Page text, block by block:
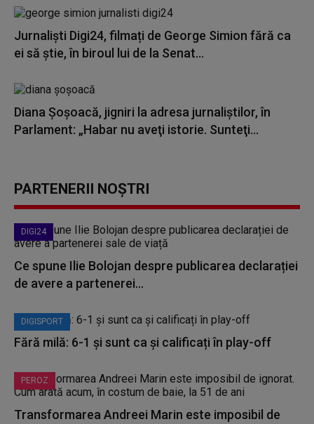
Jurnaliști Digi24, filmați de George Simion fără ca
ei să știe, în biroul lui de la Senat...
Diana Şoşoacă, jigniri la adresa jurnaliştilor, în
Parlament: „Habar nu aveţi istorie. Sunteţi...
PARTENERII NOȘTRI
DIGI24
Ce spune Ilie Bolojan despre publicarea declarației
de avere a partenerei...
DIGISPORT
Fără milă: 6-1 și sunt ca și calificați în play-off
PEROZ
Transformarea Andreei Marin este imposibil de